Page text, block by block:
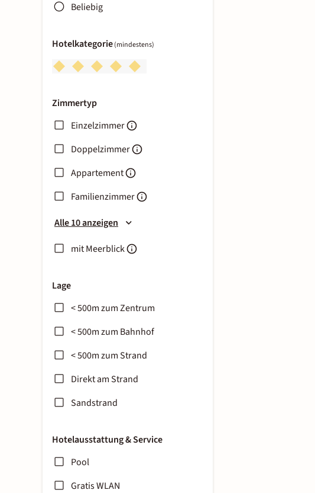
Beliebig
Hotelkategorie(mindestens)
Zimmertyp
Einzelzimmer
Doppelzimmer
Appartement
Familienzimmer
Alle 10 anzeigen
mit Meerblick
Lage
< 500m zum Zentrum
< 500m zum Bahnhof
< 500m zum Strand
Direkt am Strand
Sandstrand
Hotelausstattung & Service
Pool
Gratis WLAN